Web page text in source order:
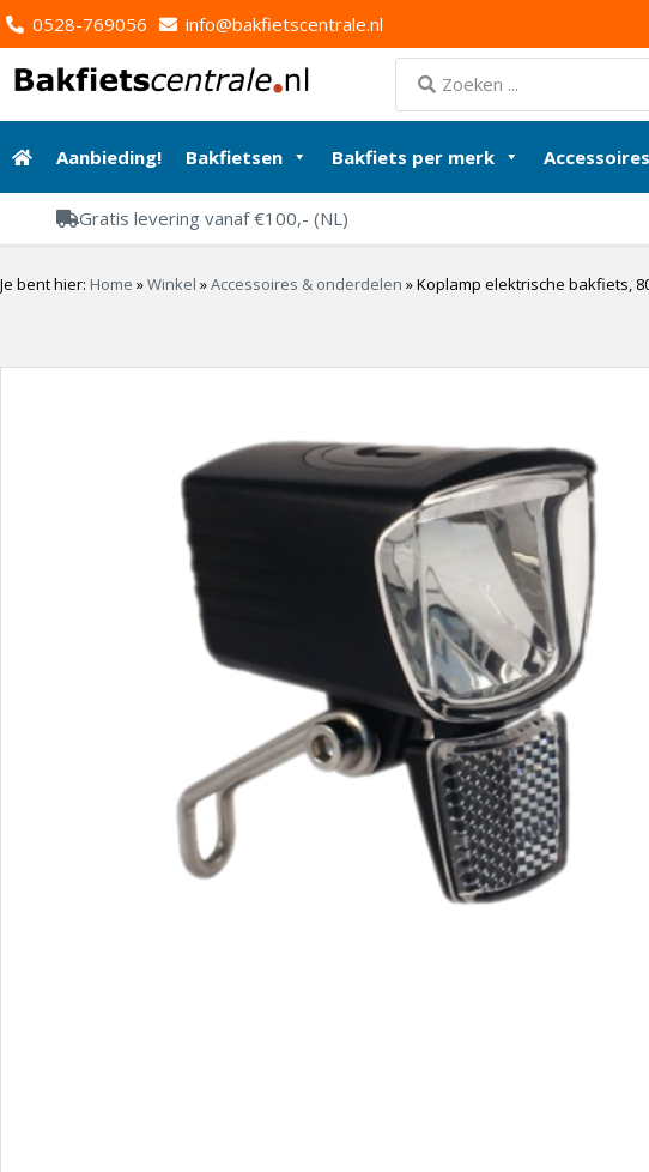
0528-769056 info@bakfietscentrale.nl
Aanbieding! Bakfietsen Bakfiets per merk
Gratis levering vanaf €100,- (NL)
Je bent hier: Home »Winkel »Accessoires & onderdelen »Koplamp elektrische bakfiets,